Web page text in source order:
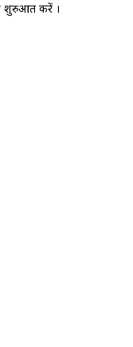
शुरुआत करें ।